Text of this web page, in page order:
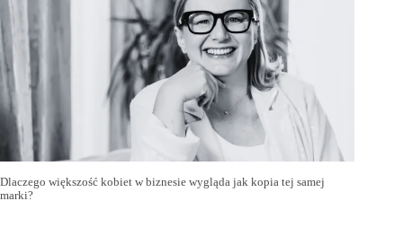
Dlaczego większość kobiet w biznesie wygląda jak kopia tej samej
marki?